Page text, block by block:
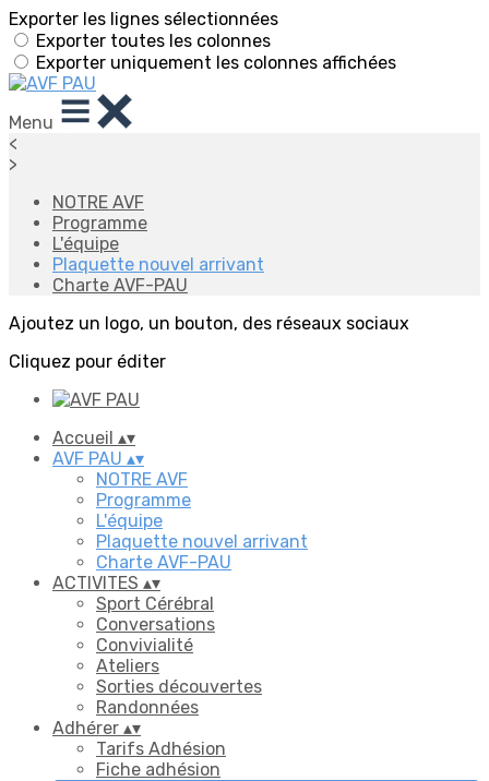
Exporter les lignes sélectionnées
Exporter toutes les colonnes
Exporter uniquement les colonnes affichées
Menu
<
>
NOTRE AVF
Programme
L'équipe
Plaquette nouvel arrivant
Charte AVF-PAU
Ajoutez un logo, un bouton, des réseaux sociaux
Cliquez pour éditer
Accueil ▴▾
AVF PAU ▴▾
NOTRE AVF
Programme
L'équipe
Plaquette nouvel arrivant
Charte AVF-PAU
ACTIVITES ▴▾
Sport Cérébral
Conversations
Convivialité
Ateliers
Sorties découvertes
Randonnées
Adhérer ▴▾
Tarifs Adhésion
Fiche adhésion